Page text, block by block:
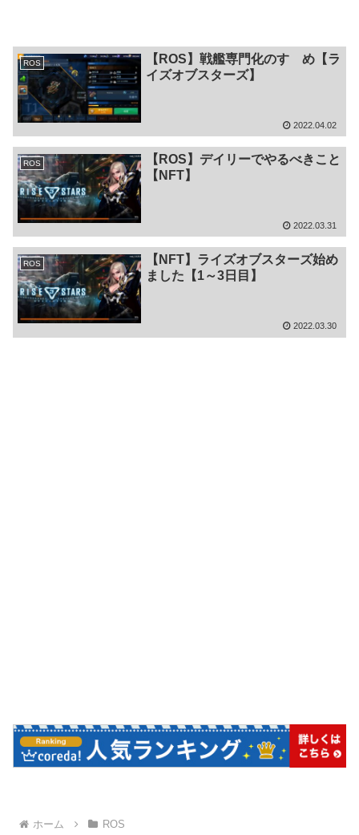
ROS
【ROS】戦艦専門化のすゝめ【ラ
イズオブスターズ】
2022.04.02
ROS
【ROS】デイリーでやるべきこと
【NFT】
2022.03.31
ROS
【NFT】ライズオブスターズ始め
ました【1～3日目】
2022.03.30
ホーム ROS